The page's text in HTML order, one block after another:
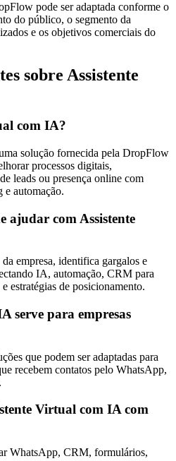
pode ser adaptada conforme o
do público, o segmento da
e os objetivos comerciais do
sobre Assistente
com IA?
solução fornecida pela DropFlow
processos digitais,
leads ou presença online com
e automação.
ajudar com Assistente
empresa, identifica gargalos e
IA, automação, CRM para
estratégias de posicionamento.
serve para empresas
que podem ser adaptadas para
recebem contatos pelo WhatsApp,
Virtual com IA com
WhatsApp, CRM, formulários,